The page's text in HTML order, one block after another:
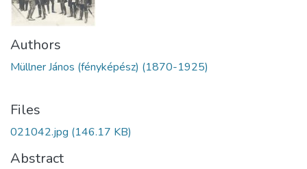
Authors
Müllner János (fényképész) (1870-1925)
Files
021042.jpg (146.17 KB)
Abstract